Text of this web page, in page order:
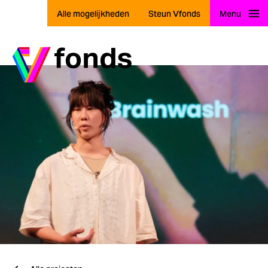
Ga naar home
Alle mogelijkheden Steun Vfonds Menu